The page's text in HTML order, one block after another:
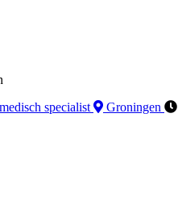
medisch specialist Groningen